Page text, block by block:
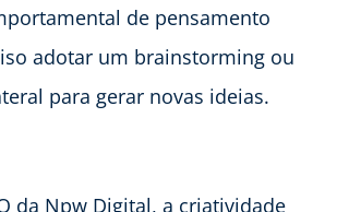
de pensamento
adotar um brainstorming ou
para gerar novas ideias.
da Npw Digital, a criatividade